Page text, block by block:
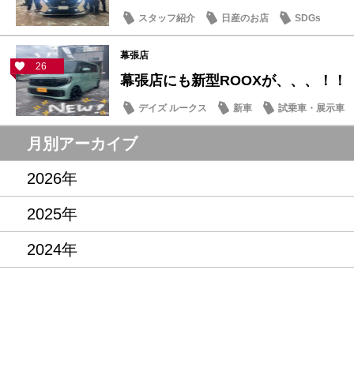
スタッフ紹介 日産のお店 SDGs
26
幕張店
幕張店にも新型ROOXが、、、！！
デイズ ルークス 新車 試乗車・展示車
月別アーカイブ
2026年
2025年
2024年